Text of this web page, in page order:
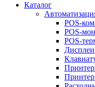
Каталог
POS-
POS-
POS-